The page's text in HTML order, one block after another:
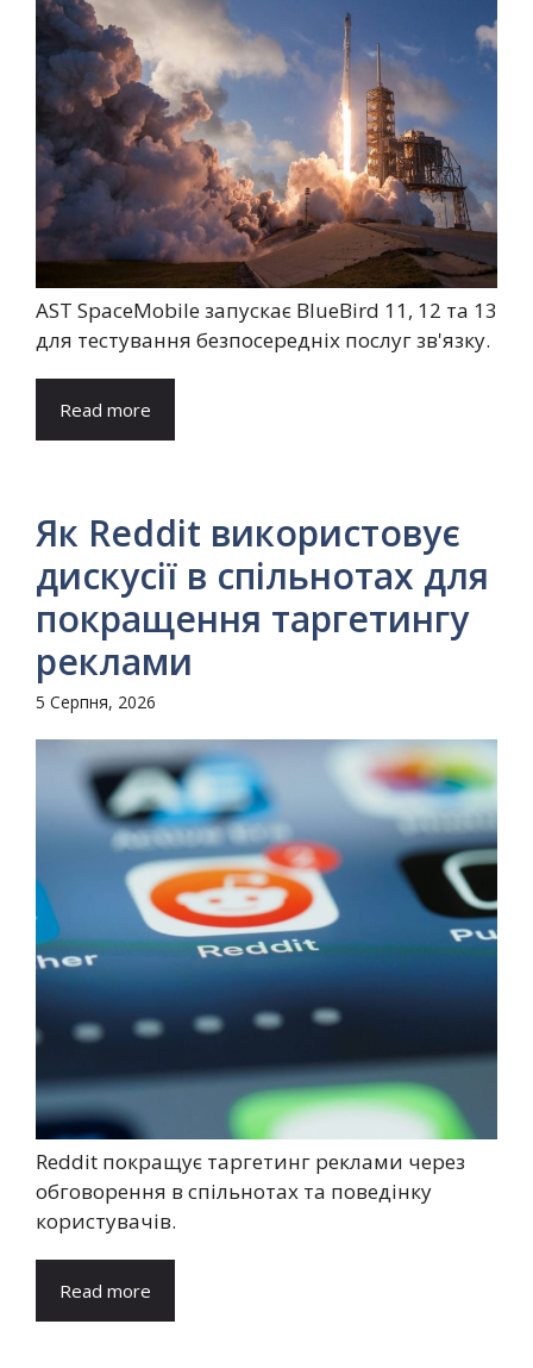
AST SpaceMobile запускає BlueBird 11, 12 та 13
для тестування безпосередніх послуг зв'язку.
Read more
Як Reddit використовує
дискусії в спільнотах для
покращення таргетингу
реклами
5 Серпня, 2026
Reddit покращує таргетинг реклами через
обговорення в спільнотах та поведінку
користувачів.
Read more